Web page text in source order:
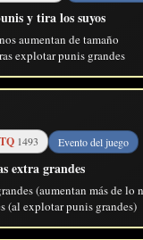
y tira los suyos
aumentan de tamaño
explotar punis grandes
1493 Evento del juego
extra grandes
(aumentan más de
(al explotar punis grandes)